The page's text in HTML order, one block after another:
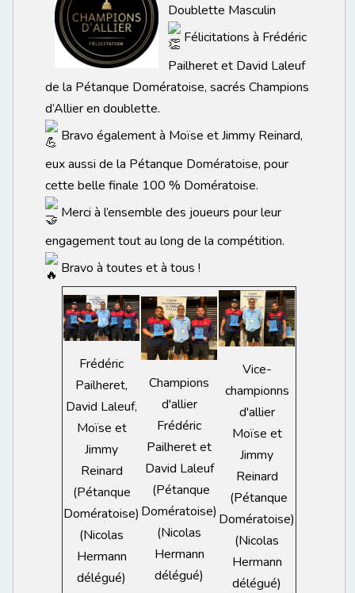
Doublette Masculin
Félicitations à Frédéric
Pailheret et David Laleuf
de la Pétanque Domératoise, sacrés Champions
d’Allier en doublette.
Bravo également à Moïse et Jimmy Reinard,
eux aussi de la Pétanque Domératoise, pour
cette belle finale 100 % Domératoise.
Merci à l’ensemble des joueurs pour leur
engagement tout au long de la compétition.
Bravo à toutes et à tous !
Frédéric
Pailheret,
David Laleuf,
Moïse et
Jimmy
Reinard
(Pétanque
Domératoise)
(Nicolas
Hermann
délégué)
Champions
d'allier
Frédéric
Pailheret et
David Laleuf
(Pétanque
Domératoise)
(Nicolas
Hermann
délégué)
Vice-
championns
d'allier
Moïse et
Jimmy
Reinard
(Pétanque
Domératoise)
(Nicolas
Hermann
délégué)